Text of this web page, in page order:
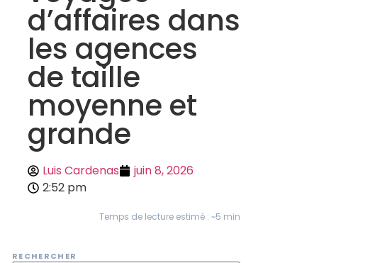
d’affaires dans
les agences
de taille
moyenne et
grande
Luis Cardenas
juin 8, 2026
2:52 pm
Temps de lecture estimé : ~5 min
RECHERCHER